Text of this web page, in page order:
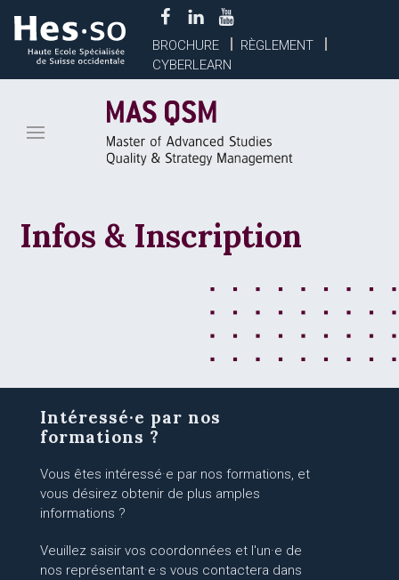
BROCHURE
RÈGLEMENT
CYBERLEARN
Infos & Inscription
Intéressé·e par nos
formations ?
Vous êtes intéressé·e par nos formations, et
vous désirez obtenir de plus amples
informations ?
Veuillez saisir vos coordonnées et l'un·e de
nos représentant·e·s vous contactera dans